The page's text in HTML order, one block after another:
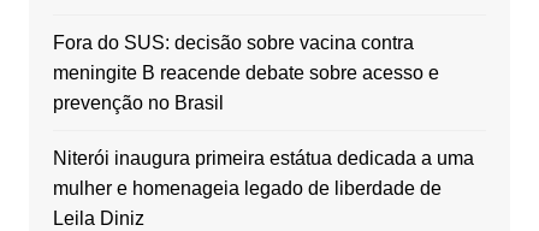
Fora do SUS: decisão sobre vacina contra
meningite B reacende debate sobre acesso e
prevenção no Brasil
Niterói inaugura primeira estátua dedicada a uma
mulher e homenageia legado de liberdade de
Leila Diniz